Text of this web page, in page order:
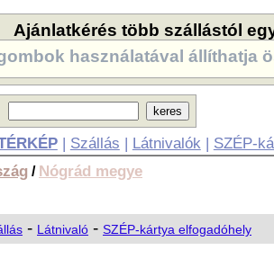
Ajánlatkérés több szállástól
használatával állíthatja
| Szállás | Látnivalók | SZÉP-
/ Nógrád megye
- Látnivaló - SZÉP-kártya elfogadóhely